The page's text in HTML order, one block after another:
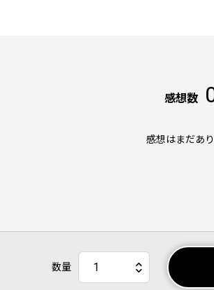
感想数
感想はまだあり
数量